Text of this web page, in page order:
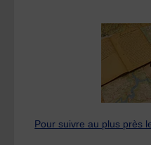
Pour suivre au plus près